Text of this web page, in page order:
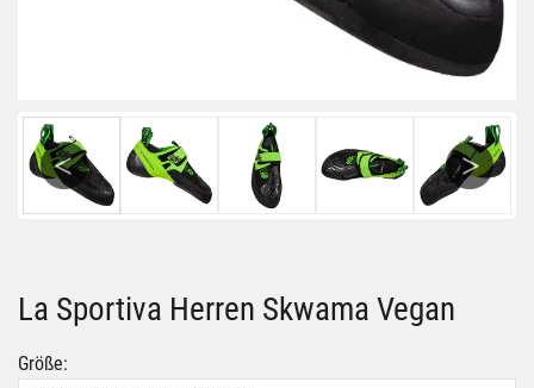
Previous
La Sportiva Herren Skwama Vegan
Größe: